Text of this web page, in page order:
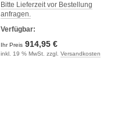
Bitte Lieferzeit vor Bestellung
anfragen.
Verfügbar:
Ihr Preis 914,95 €
inkl. 19 % MwSt. zzgl. Versandkosten